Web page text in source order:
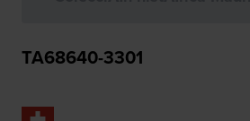
TA68640-3301